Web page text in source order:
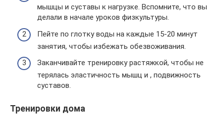
мышцы и суставы к нагрузке. Вспомните, что вы
делали в начале уроков физкультуры.
Пейте по глотку воды на каждые 15-20 минут
занятия, чтобы избежать обезвоживания.
Заканчивайте тренировку растяжкой, чтобы не
терялась эластичность мышц и , подвижность
суставов.
Тренировки дома